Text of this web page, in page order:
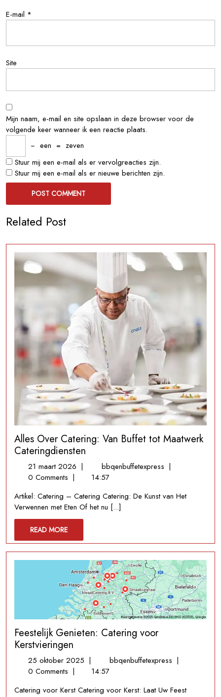
E-mail *
Site
Mijn naam, e-mail en site opslaan in deze browser voor de
volgende keer wanneer ik een reactie plaats.
− een = zeven
Stuur mij een e-mail als er vervolgreacties zijn.
Stuur mij een e-mail als er nieuwe berichten zijn.
Related Post
Alles Over Catering: Van Buffet tot Maatwerk
Cateringdiensten
21 maart 2026 21
maart
| bbqenbuffetexpress Alles
Van
Cateringdiensten
|
0 Comments |
14:57
Artikel: Catering – Catering Catering: De Kunst van Het
Verwennen met Eten Of het nu [...]
READ MOREREAD
MORE
Feestelijk Genieten: Catering voor
Kerstvieringen
25 oktober 2025 25
oktober
| bbqenbuffetexpress Feestelijk
voor
|
0 Comments |
14:57
Catering voor Kerst Catering voor Kerst: Laat Uw Feest